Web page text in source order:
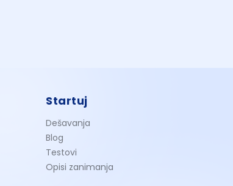
Startuj
Dešavanja
Blog
Testovi
Opisi zanimanja